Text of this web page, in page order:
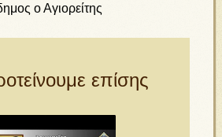
ο Αγιορείτης
επίσης